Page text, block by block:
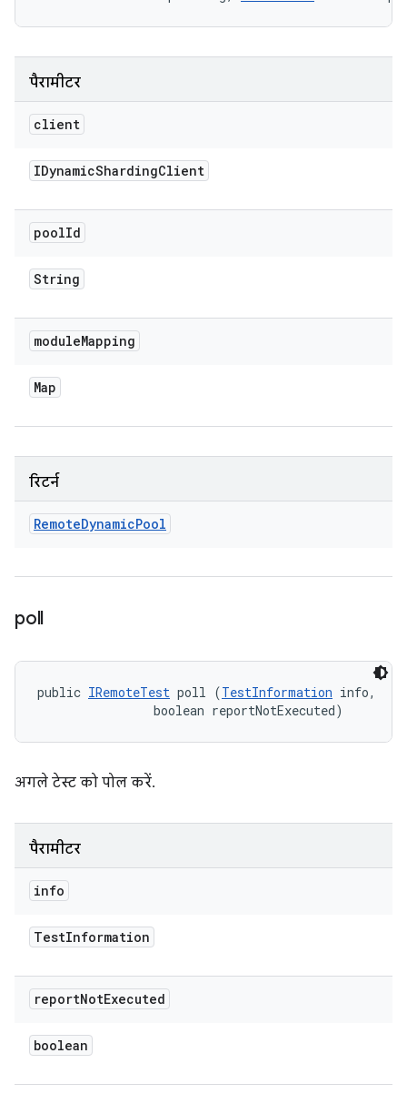
पैरामीटर
client
IDynamicShardingClient
poolId
String
moduleMapping
Map
रिटर्न
RemoteDynamicPool
poll
public IRemoteTest poll (TestInformation info,
                boolean reportNotExecuted)
अगले टेस्ट को पोल करें.
पैरामीटर
info
TestInformation
reportNotExecuted
boolean